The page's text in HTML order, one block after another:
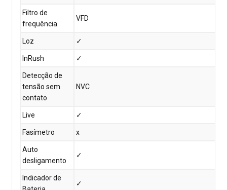
Filtro de
frequência
VFD
Loz ✓
InRush ✓
Detecção de
tensão sem
contato
NVC
Live ✓
Fasímetro x
Auto
desligamento
✓
Indicador de
✓